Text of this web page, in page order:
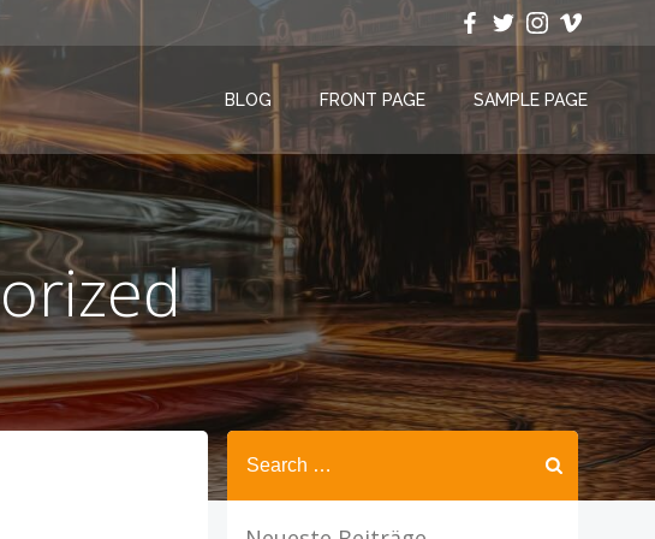
BLOG FRONT PAGE SAMPLE PAGE
Search
for: